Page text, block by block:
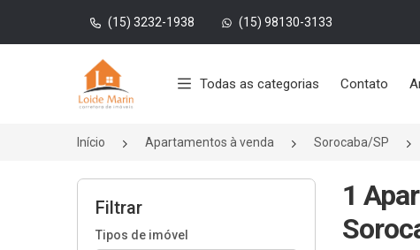
(15) 3232-1938 (15) 98130-3133
Página inicial
Todas as categorias Contato
Início Apartamentos à venda Sorocaba/SP
Filtrar
Tipos de imóvel
1